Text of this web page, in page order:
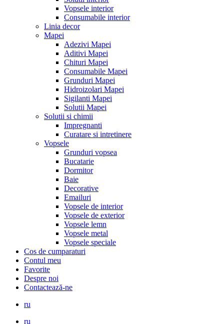
Vopsele interior
Consumabile interior
Linia decor
Mapei
Adezivi Mapei
Aditivi Mapei
Chituri Mapei
Consumabile Mapei
Grunduri Mapei
Hidroizolari Mapei
Sigilanti Mapei
Solutii Mapei
Solutii si chimii
Impregnanti
Curatare si intretinere
Vopsele
Grunduri vopsea
Bucatarie
Dormitor
Baie
Decorative
Emailuri
Vopsele de interior
Vopsele de exterior
Vopsele lemn
Vopsele metal
Vopsele speciale
Cos de cumparaturi
Contul meu
Favorite
Despre noi
Contactează-ne
ru
ru